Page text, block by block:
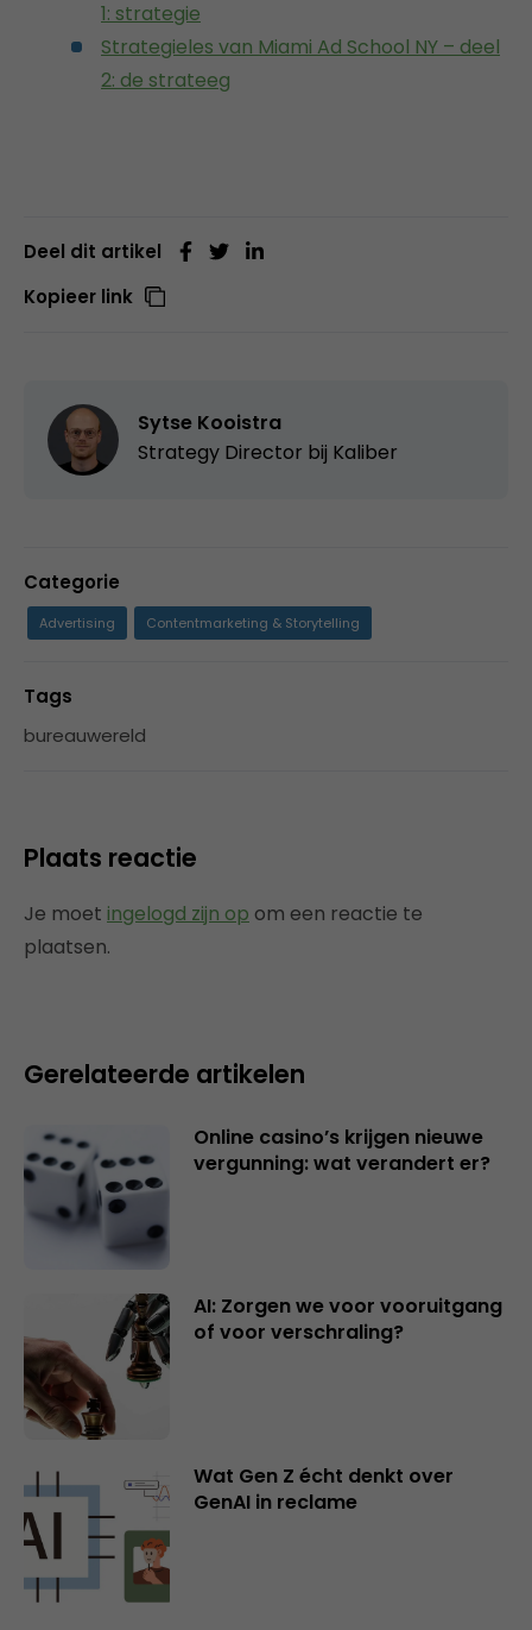
1: strategie
Strategieles van Miami Ad School NY – deel
2: de strateeg
Deel dit artikel
Kopieer link
Sytse Kooistra
Strategy Director bij Kaliber
Categorie
Advertising Contentmarketing & Storytelling
Tags
bureauwereld
Plaats reactie
Je moet ingelogd zijn op om een reactie te
plaatsen.
Gerelateerde artikelen
Online casino’s krijgen nieuwe
vergunning: wat verandert er?
AI: Zorgen we voor vooruitgang
of voor verschraling?
Wat Gen Z écht denkt over
GenAI in reclame